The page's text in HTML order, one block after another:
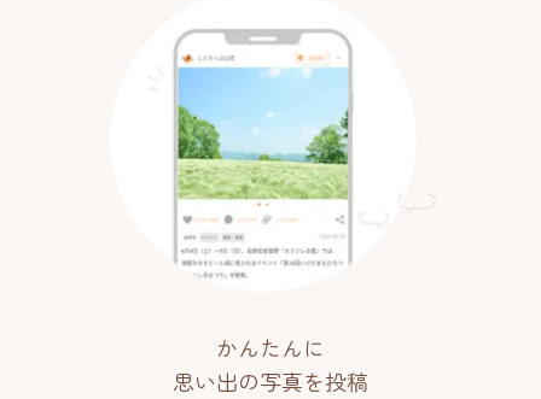
かんたんに
思い出の写真を投稿